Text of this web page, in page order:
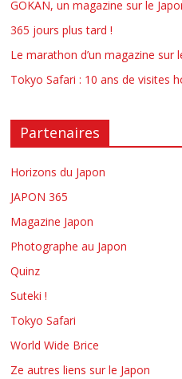
GOKAN, un magazine sur le
365 jours plus tard !
Le marathon d’un magazine sur
Tokyo Safari : 10 ans de visites
Partenaires
Horizons du Japon
JAPON 365
Magazine Japon
Photographe au Japon
Quinz
Suteki !
Tokyo Safari
World Wide Brice
Ze autres liens sur le Japon